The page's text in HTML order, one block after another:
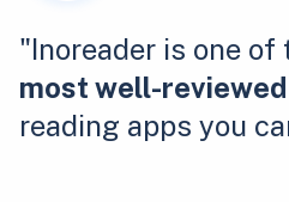
"Inoreader is one of
most well-reviewed
reading apps you